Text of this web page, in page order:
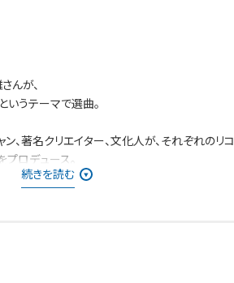
んが、
いうテーマで選曲。
、著名クリエイター、文化人が、それぞれのリコ
ロデュース。
な出会いとなるようなナンバー等、幅広い世代
続きを読む